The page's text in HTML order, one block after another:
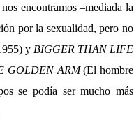
encontramos –mediada la
por la sexualidad, pero no
y BIGGER THAN LIFE
GOLDEN ARM(El hombre
se podía ser mucho más